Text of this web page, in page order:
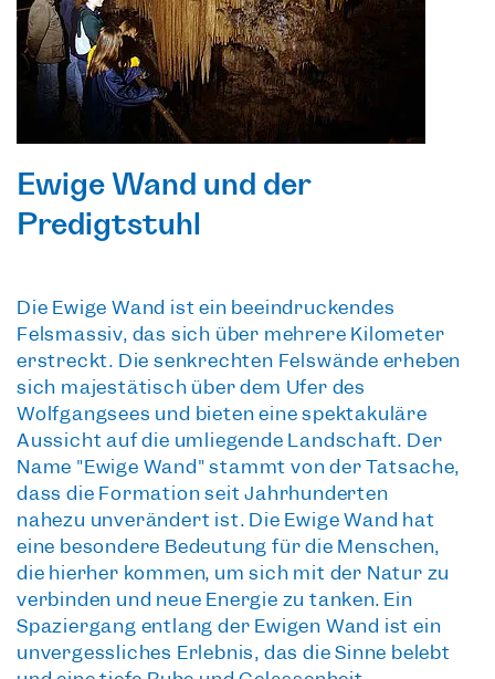
Ewige Wand und der
Predigtstuhl
Die Ewige Wand ist ein beeindruckendes
Felsmassiv, das sich über mehrere Kilometer
erstreckt. Die senkrechten Felswände erheben
sich majestätisch über dem Ufer des
Wolfgangsees und bieten eine spektakuläre
Aussicht auf die umliegende Landschaft. Der
Name "Ewige Wand" stammt von der Tatsache,
dass die Formation seit Jahrhunderten
nahezu unverändert ist. Die Ewige Wand hat
eine besondere Bedeutung für die Menschen,
die hierher kommen, um sich mit der Natur zu
verbinden und neue Energie zu tanken. Ein
Spaziergang entlang der Ewigen Wand ist ein
unvergessliches Erlebnis, das die Sinne belebt